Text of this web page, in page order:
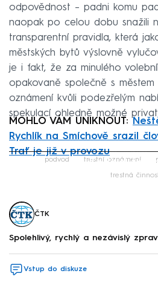
odpovědnost – padni komu
naopak po celou dobu snažili
transparentní pravidla, která
městských bytů výslovně
je i fakt, že za minulého
opakovaně společně s
oznámení kvůli podezřelým
spekulací ohledně možné
MOHLO VÁM UNIKNOUT:
Rychlík na Smíchově srazil
Trať je již v provozu
Failed to
podvod trestní oznámení
trestná
ČTK
Spolehlivý, rychlý a nezávislý
Vstup do diskuze